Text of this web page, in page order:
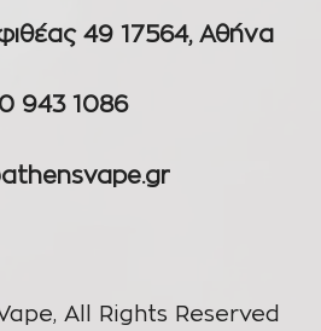
49 17564, Αθήνα
943 1086
All Rights Reserved